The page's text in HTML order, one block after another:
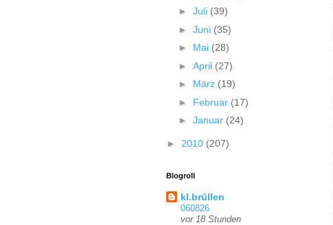
► Juli (39)
► Juni (35)
► Mai (28)
► April (27)
► März (19)
► Februar (17)
► Januar (24)
► 2010 (207)
Blogroll
kl.brüllen
060826
vor 18 Stunden